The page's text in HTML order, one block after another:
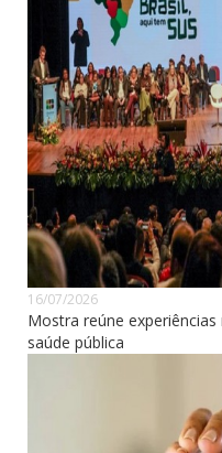
16/07/2026
Mostra reúne
saúde pública